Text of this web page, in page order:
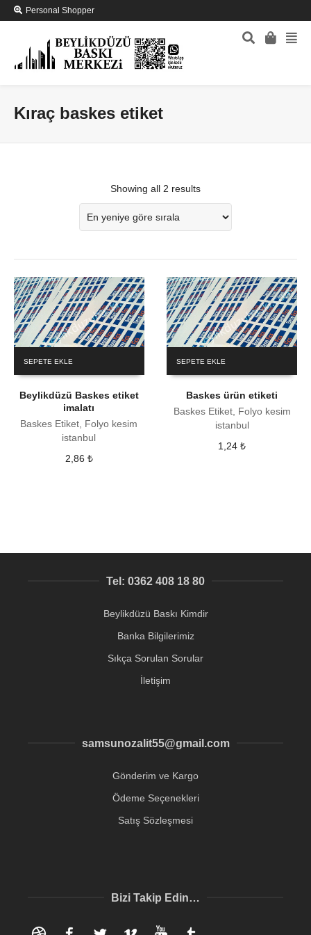
Personal Shopper
Kıraç baskes etiket
Showing all 2 results
SEPETE EKLE
Beylikdüzü Baskes etiket
imalatı
Baskes Etiket, Folyo kesim
istanbul
2,86 ₺
SEPETE EKLE
Baskes ürün etiketi
Baskes Etiket, Folyo kesim
istanbul
1,24₺
Tel: 0362 408 18 80
Beylikdüzü Baskı Kimdir
Banka Bilgilerimiz
Sıkça Sorulan Sorular
İletişim
samsunozalit55@gmail.com
Gönderim ve Kargo
Ödeme Seçenekleri
Satış Sözleşmesi
Bizi Takip Edin…